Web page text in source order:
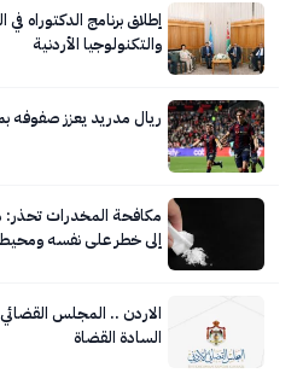
إطلاق برنامج الدكتوراه
والتكنولوجيا الأردنية
ريال مدريد يعزز صفوفه
مكافحة المخدرات تحذر:
إلى خطر على نفسه
الاردن .. المجلس
السادة القضاة